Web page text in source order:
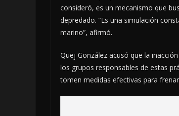
consideró, es un mecanismo que
depredado. “Es una simulación
marino”, afirmó.
Quej González acusó que la
los grupos responsables de estas
tomen medidas efectivas para